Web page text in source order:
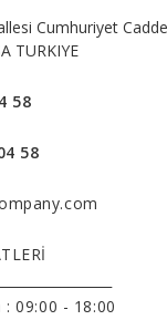
Cumhuriyet
TURKIYE
58
58
: 09:00 - 18:00